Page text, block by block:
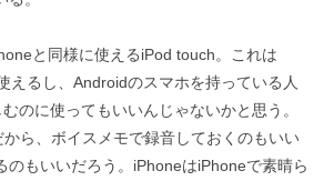
と同様に使えるiPod touch。これは
えるし、Androidのスマホを持っている人
のに使ってもいいんじゃないかと思う。
ら、ボイスメモで録音しておくのもいい
のもいいだろう。iPhoneはiPhoneで素晴ら